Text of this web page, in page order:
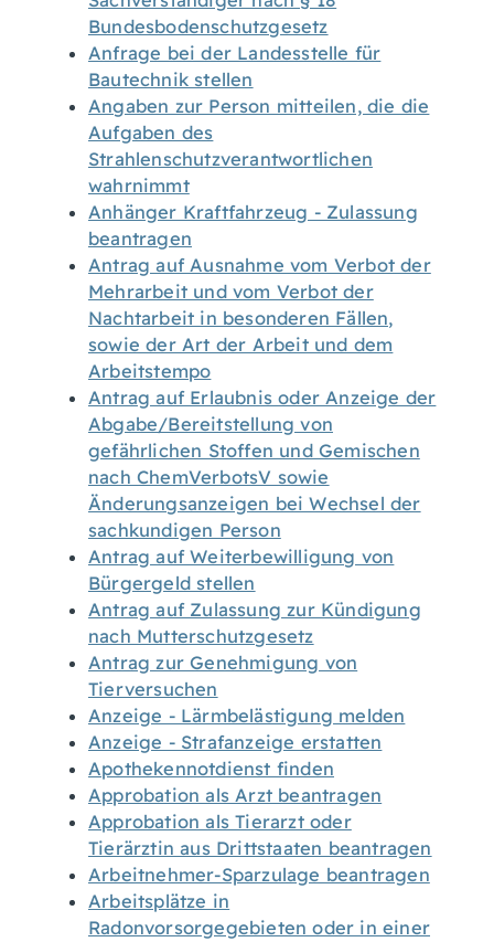
Bundesbodenschutzgesetz
Anfrage bei der Landesstelle für
Bautechnik stellen
Angaben zur Person mitteilen, die die
Aufgaben des
Strahlenschutzverantwortlichen
wahrnimmt
Anhänger Kraftfahrzeug - Zulassung
beantragen
Antrag auf Ausnahme vom Verbot der
Mehrarbeit und vom Verbot der
Nachtarbeit in besonderen Fällen,
sowie der Art der Arbeit und dem
Arbeitstempo
Antrag auf Erlaubnis oder Anzeige der
Abgabe/Bereitstellung von
gefährlichen Stoffen und Gemischen
nach ChemVerbotsV sowie
Änderungsanzeigen bei Wechsel der
sachkundigen Person
Antrag auf Weiterbewilligung von
Bürgergeld stellen
Antrag auf Zulassung zur Kündigung
nach Mutterschutzgesetz
Antrag zur Genehmigung von
Tierversuchen
Anzeige - Lärmbelästigung melden
Anzeige - Strafanzeige erstatten
Apothekennotdienst finden
Approbation als Arzt beantragen
Approbation als Tierarzt oder
Tierärztin aus Drittstaaten beantragen
Arbeitnehmer-Sparzulage beantragen
Arbeitsplätze in
Radonvorsorgegebieten oder in einer